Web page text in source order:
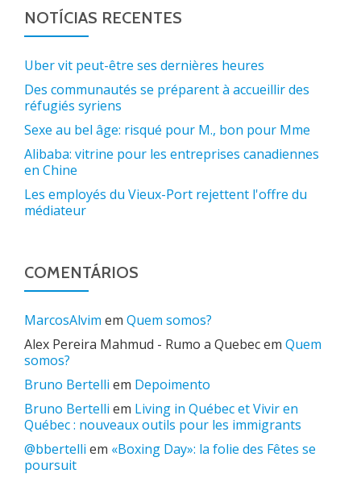
NOTÍCIAS RECENTES
Uber vit peut-être ses dernières heures
Des communautés se préparent à accueillir des
réfugiés syriens
Sexe au bel âge: risqué pour M., bon pour Mme
Alibaba: vitrine pour les entreprises canadiennes
en Chine
Les employés du Vieux-Port rejettent l'offre du
médiateur
COMENTÁRIOS
MarcosAlvim em Quem somos?
Alex Pereira Mahmud - Rumo a Quebecem Quem
somos?
Bruno Bertelli em Depoimento
Bruno Bertelli em Living in Québec et Vivir en
Québec : nouveaux outils pour les immigrants
@bbertelli em «Boxing Day»: la folie des Fêtes se
poursuit